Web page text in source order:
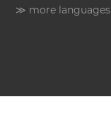
≫ more languages